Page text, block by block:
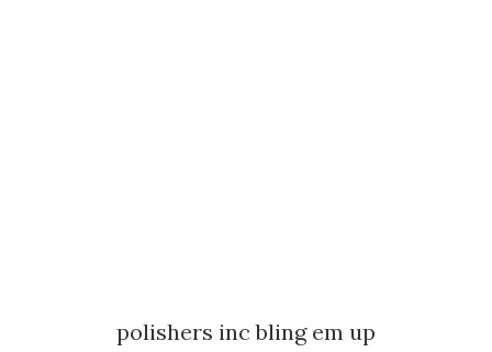
polishers inc bling em up